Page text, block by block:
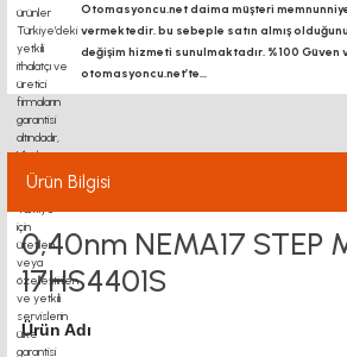
Otomasyoncu.net daima müşteri
vermektedir. bu sebeple satın almış
değişim hizmeti sunulmaktadır. %100 Güven
otomasyoncu.net’te...
Ürün Bilgisi
0,40nm NEMA17 STEP
17HS4401S
Ürün Adı